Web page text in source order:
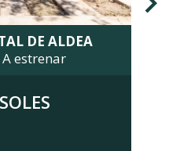
DE ALDEA
estrenar